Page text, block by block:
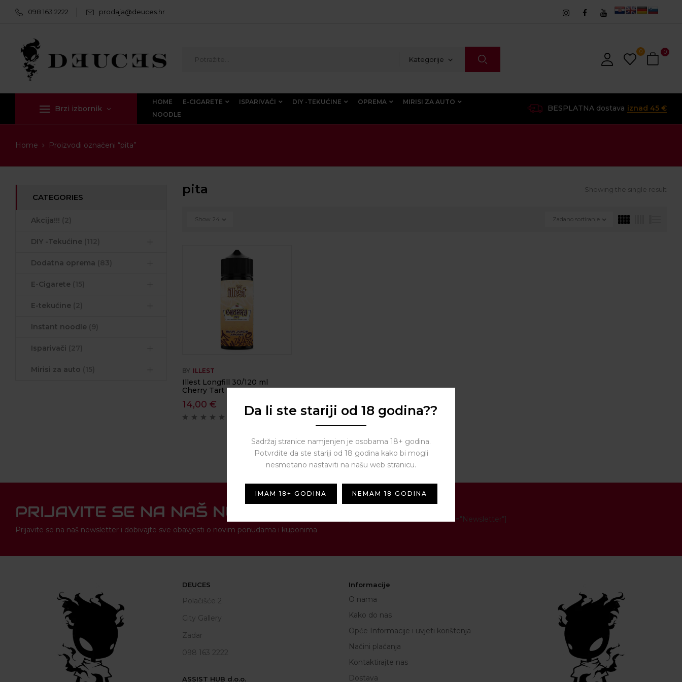
098 163 2222 prodaja@deuces.hr
Kategorije
0 0
Brzi izbornik
HOME E-CIGARETE ISPARIVAČI DIY -TEKUĆINE OPREMA
MIRISI ZA AUTO
NOODLE
BESPLATNA dostava iznad 45 €
Home Proizvodi označeni “pita”
CATEGORIES
Akcija!!!
DIY -Tekućine
Dodatna oprema
E-Cigarete
E-tekućine
Instant noodle
Isparivači
Mirisi za auto
pita Showing the single result
Zadano sortiranje
Show 24
BY ILLEST
Illest Longfill 30/120 ml
Cherry Tart
14,00 €
( 0 reviews )
PRIJAVITE SE NA NAŠ NEWSLETTER
Prijavite se na naš newsletter i dobivajte sve obavjesti o novim ponudama i kuponima
[contact-form-7 id="1287" title="Newsletter"]
DEUCES
Polačišće 2
City Gallery
Zadar
098 163 2222
ASSIST HUB d.o.o.
Informacije
O nama
Kako do nas
Opće Informacije i uvjeti korištenja
Načini plaćanja
Kontaktirajte nas
Dostava
Da li ste stariji od 18 godina??
Sadržaj stranice namjenjen je osobama 18+ godina.
Potvrdite da ste stariji od 18 godina kako bi mogli
nesmetano nastaviti na našu web stranicu.
IMAM 18+ GODINA NEMAM 18 GODINA